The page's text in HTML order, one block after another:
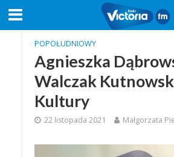
POPOŁUDNIOWY
Agnieszka
Walczak
Kultury
22 listopada 2021 Małgorzata